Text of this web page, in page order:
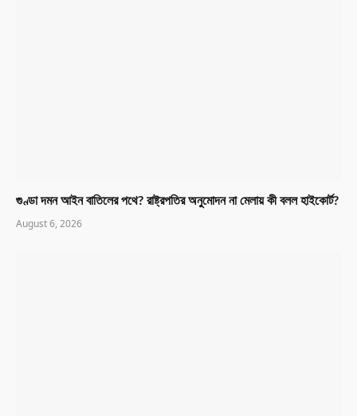
গুণ্ডা দমন আইন বাতিলের পথে? রাষ্ট্রপতির অনুমোদন না মেলায় কী বলল হাইকোর্ট?
August 6, 2026